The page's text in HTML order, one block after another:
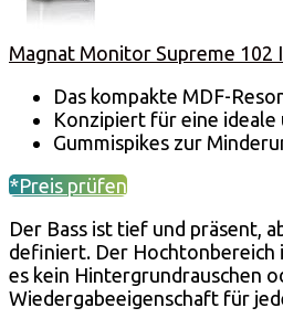
Magnat Monitor Supreme 102
Das kompakte MDF-
Konzipiert für eine ideale
Gummispikes zur
*Preis prüfen
Der Bass ist tief und präsent,
definiert. Der Hochtonbereich
es kein Hintergrundrauschen
Wiedergabeeigenschaft für